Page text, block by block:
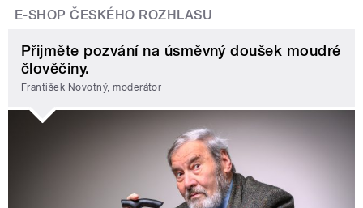
E-SHOP ČESKÉHO ROZHLASU
Přijměte pozvání na úsměvný doušek moudré
člověčiny.
František Novotný, moderátor